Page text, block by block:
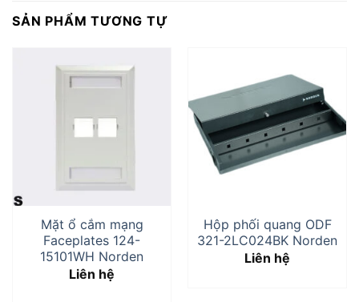
SẢN PHẨM TƯƠNG TỰ
Mặt ổ cắm mạng
Faceplates 124-
15101WH Norden
Liên hệ
Hộp phối quang ODF
321-2LC024BK Norden
Liên hệ